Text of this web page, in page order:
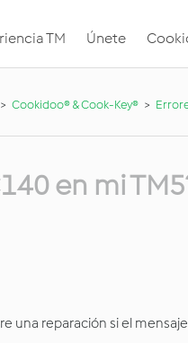
TM Únete
Cookidoo® & Cook-Key®
en mi
una reparación si el